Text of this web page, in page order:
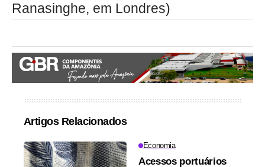
Ranasinghe, em Londres)
Artigos Relacionados
Economia
Acessos portuários